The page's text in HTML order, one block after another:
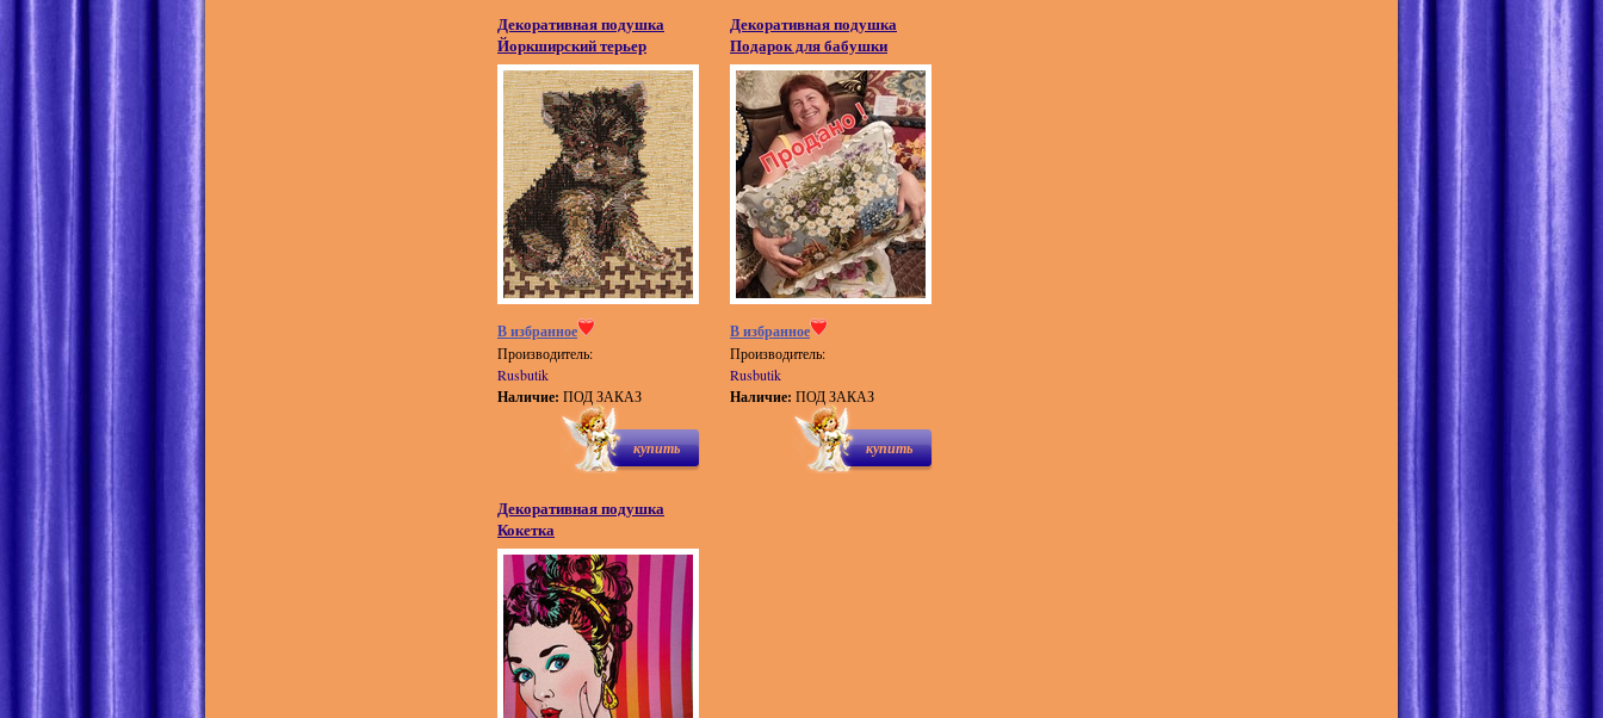
Декоративная подушка
Йоркширский терьер
В избранное
Производитель:
Rusbutik
Наличие: ПОД ЗАКАЗ
купить
Декоративная подушка
Подарок для бабушки
В избранное
Производитель:
Rusbutik
Наличие: ПОД ЗАКАЗ
купить
Декоративная подушка
Кокетка